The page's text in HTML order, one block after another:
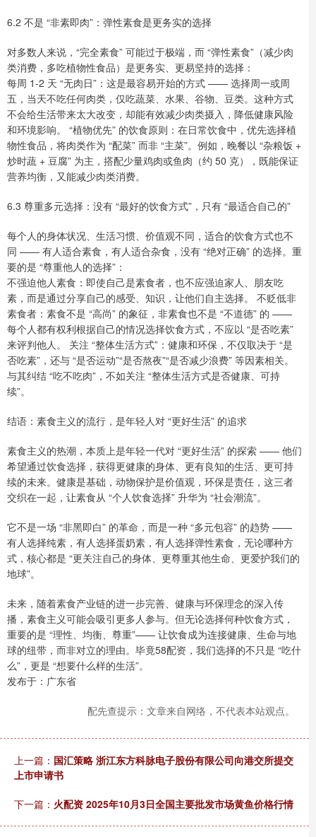
6.2 不是 “非素即肉”：弹性素食是更务实的选择
对多数人来说，“完全素食” 可能过于极端，而 “弹性素食”（减少肉
类消费，多吃植物性食品）是更务实、更易坚持的选择：
每周 1-2 天 “无肉日”：这是最容易开始的方式 —— 选择周一或周
五，当天不吃任何肉类，仅吃蔬菜、水果、谷物、豆类。这种方式
不会给生活带来太大改变，却能有效减少肉类摄入，降低健康风险
和环境影响。 “植物优先” 的饮食原则：在日常饮食中，优先选择植
物性食品，将肉类作为 “配菜” 而非 “主菜”。例如，晚餐以 “杂粮饭 +
炒时蔬 + 豆腐” 为主，搭配少量鸡肉或鱼肉（约 50 克），既能保证
营养均衡，又能减少肉类消费。
6.3 尊重多元选择：没有 “最好的饮食方式”，只有 “最适合自己的”
每个人的身体状况、生活习惯、价值观不同，适合的饮食方式也不
同 —— 有人适合素食，有人适合杂食，没有 “绝对正确” 的选择。重
要的是 “尊重他人的选择”：
不强迫他人素食：即使自己是素食者，也不应强迫家人、朋友吃
素，而是通过分享自己的感受、知识，让他们自主选择。 不贬低非
素食者：素食不是 “高尚” 的象征，非素食也不是 “不道德” 的 ——
每个人都有权利根据自己的情况选择饮食方式，不应以 “是否吃素”
来评判他人。 关注 “整体生活方式”：健康和环保，不仅取决于 “是
否吃素”，还与 “是否运动”“是否熬夜”“是否减少浪费” 等因素相关。
与其纠结 “吃不吃肉”，不如关注 “整体生活方式是否健康、可持
续”。
结语：素食主义的流行，是年轻人对 “更好生活” 的追求
素食主义的热潮，本质上是年轻一代对 “更好生活” 的探索 —— 他们
希望通过饮食选择，获得更健康的身体、更有良知的生活、更可持
续的未来。健康是基础，动物保护是价值观，环保是责任，这三者
交织在一起，让素食从 “个人饮食选择” 升华为 “社会潮流”。
它不是一场 “非黑即白” 的革命，而是一种 “多元包容” 的趋势 ——
有人选择纯素，有人选择蛋奶素，有人选择弹性素食，无论哪种方
式，核心都是 “更关注自己的身体、更尊重其他生命、更爱护我们的
地球”。
未来，随着素食产业链的进一步完善、健康与环保理念的深入传
播，素食主义可能会吸引更多人参与。但无论选择何种饮食方式，
重要的是 “理性、均衡、尊重”—— 让饮食成为连接健康、生命与地
球的纽带，而非对立的理由。毕竟58配资，我们选择的不只是 “吃什
么”，更是 “想要什么样的生活”。
发布于：广东省
配先查提示：文章来自网络，不代表本站观点。
上一篇： 国汇策略 浙江东方科脉电子股份有限公司向港交所提交
上市申请书
下一篇： 火配资 2025年10月3日全国主要批发市场黄鱼价格行情